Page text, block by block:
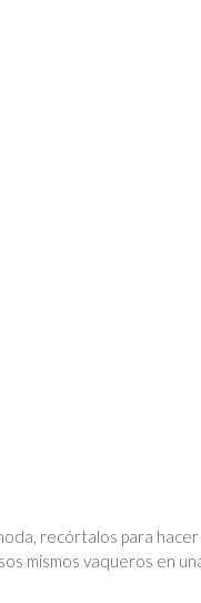
recórtalos para
mismos vaqueros en